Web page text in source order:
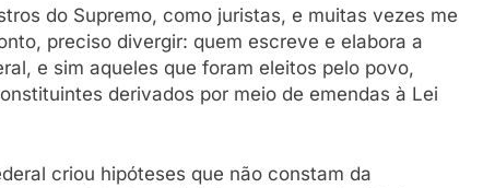
do Supremo, como juristas, e muitas vezes me
preciso divergir: quem escreve e elabora a
e sim aqueles que foram eleitos pelo povo,
derivados por meio de emendas à Lei
criou hipóteses que não constam da